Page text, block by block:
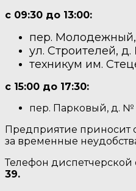
с 09:30 до 13:00:
пер.
ул. Строителей, д.
техникум им.
с 15:00 до 17:30:
пер. Парковый, д. №
Предприятие приносит
за временные
Телефон диспетчерской
39.